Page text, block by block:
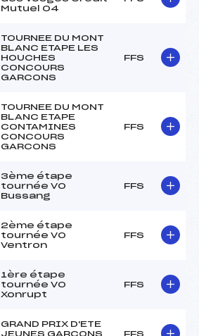
Mutuel 04
TOURNEE DU MONT
BLANC ETAPE LES
HOUCHES
CONCOURS
GARCONS
FFS
TOURNEE DU MONT
BLANC ETAPE
CONTAMINES
CONCOURS
GARCONS
FFS
3ème étape
tournée VO
Bussang
FFS
2ème étape
tournée VO
Ventron
FFS
1ère étape
tournée VO
Xonrupt
FFS
GRAND PRIX D'ETE
JEUNES GARCONS
FFS